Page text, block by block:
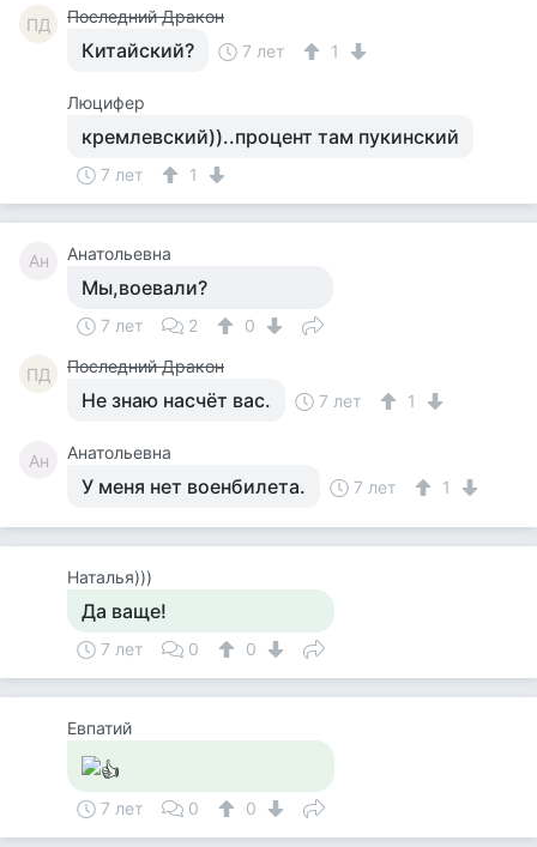
ПД Последний Дракон
Китайский? 7 лет 1
Люцифер
кремлевский))..процент там пукинский
7 лет 1
Ан Анатольевна
Мы,воевали?
7 лет 2 0
ПД Последний Дракон
Не знаю насчёт вас. 7 лет 1
Ан Анатольевна
У меня нет военбилета. 7 лет 1
Наталья)))
Да ваще!
7 лет 0 0
Евпатий
7 лет 0 0